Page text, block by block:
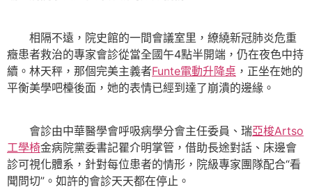
相隔不遠，院史館的一間會議室里，繚繞新冠肺炎危重
癥患者救治的專家會診從當全國午4點半開端，仍在夜色中持
續。林天秤，那個完美主義者Funte電動升降桌 ，正坐在她的
平衡美學吧檯後面，她的表情已經到達了崩潰的邊緣。
會診由中華醫學會呼吸病學分會主任委員、瑞亞梭Artso
工學椅金病院黨委書記瞿介明掌管，借助長途對話、床邊會
診可視化體系，針對每位患者的情形，院級專家團隊配合“看
聞問切”。如許的會診天天都在停止。